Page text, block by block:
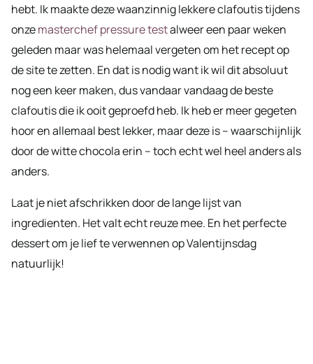
hebt. Ik maakte deze waanzinnig lekkere clafoutis tijdens
onzemasterchef pressure testalweer een paar weken
geleden maar was helemaal vergeten om het recept op
de site te zetten. En dat is nodig want ik wil dit absoluut
nog een keer maken, dus vandaar vandaag de beste
clafoutis die ik ooit geproefd heb. Ik heb er meer gegeten
hoor en allemaal best lekker, maar deze is – waarschijnlijk
door de witte chocola erin – toch echt wel heel anders als
anders.
Laat je niet afschrikken door de lange lijst van
ingredienten. Het valt echt reuze mee. En het perfecte
dessert om je lief te verwennen op Valentijnsdag
natuurlijk!